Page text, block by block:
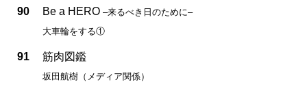
90 Be a HERO –来るべき日のために–
大車輪をする①
91 筋肉図鑑
坂田航樹（メディア関係）